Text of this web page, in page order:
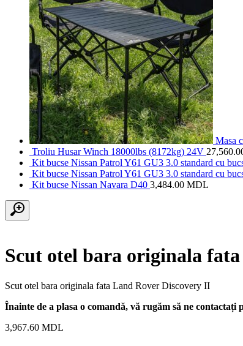
Masa
Troliu Husar Winch 18000lbs (8172kg) 24V
Kit bucse Nissan Patrol Y61 GU3 3.0 standard cu
Kit bucse Nissan Patrol Y61 GU3 3.0 standard cu
Kit bucse Nissan Navara D40 3,484.00 MDL
Scut otel bara originala
Scut otel bara originala fata Land Rover Discovery II
Înainte de a plasa o comandă, vă rugăm să ne
3,967.60 MDL